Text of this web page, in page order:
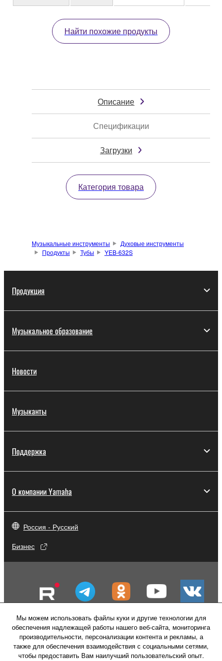
Найти похожие продукты
Описание
Спецификации
Загрузки
Категория товара
Музыкальные инструменты
Духовые инструменты
Продукты
Тубы YEB-632S
Продукция
Музыкальное образование
Новости
Музыканты
Поддержка
О компании Yamaha
Россия - Русский
Бизнес
Мы можем использовать файлы куки и другие технологии для
обеспечения надлежащей работы нашего веб-сайта, мониторинга
производительности, персонализации контента и рекламы, а
также для обеспечения взаимодействия с социальными сетями,
чтобы предоставить Вам наилучший пользовательский опыт.